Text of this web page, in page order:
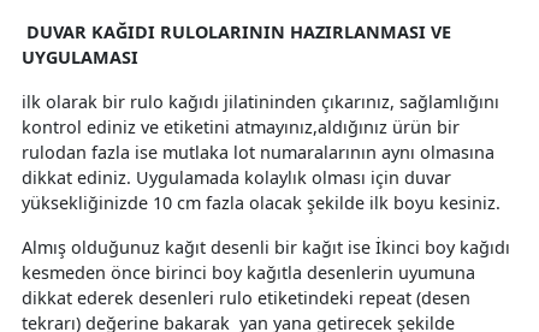
DUVAR KAĞIDI RULOLARININ HAZIRLANMASI VE
UYGULAMASI
ilk olarak bir rulo kağıdı jilatininden çıkarınız, sağlamlığını
kontrol ediniz ve etiketini atmayınız,aldığınız ürün bir
rulodan fazla ise mutlaka lot numaralarının aynı olmasına
dikkat ediniz. Uygulamada kolaylık olması için duvar
yüksekliğinizde 10 cm fazla olacak şekilde ilk boyu kesiniz.
Almış olduğunuz kağıt desenli bir kağıt ise İkinci boy kağıdı
kesmeden önce birinci boy kağıtla desenlerin uyumuna
dikkat ederek desenleri rulo etiketindeki repeat (desen
tekrarı) değerine bakarak yan yana getirecek şekilde